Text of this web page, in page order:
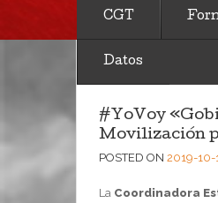
CGT
Datos
#YoVoy
Movilización
POSTED ON 2019-10-
La Coordinadora